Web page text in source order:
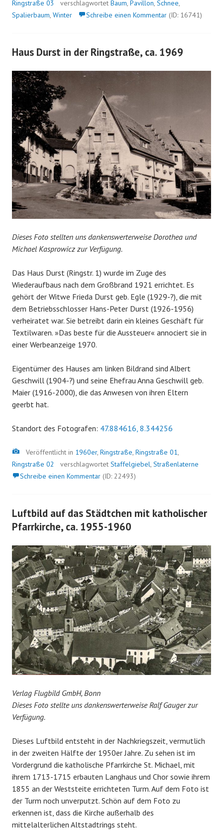
Ringstraße 03 verschlagwortet Baum, Pavillon, Schnee,
Spalierbaum, Winter Schreibe einen Kommentar (ID: 16741)
Haus Durst in der Ringstraße, ca. 1969
Dieses Foto stellten uns dankenswerterweise Dorothea und
Michael Kasprowicz zur Verfügung.
Das Haus Durst (Ringstr. 1) wurde im Zuge des
Wiederaufbaus nach dem Großbrand 1921 errichtet. Es
gehört der Witwe Frieda Durst geb. Egle (1929-?), die mit
dem Betriebsschlosser Hans-Peter Durst (1926-1956)
verheiratet war. Sie betreibt darin ein kleines Geschäft für
Textilwaren. »Das beste für die Aussteuer« annociert sie in
einer Werbeanzeige 1970.
Eigentümer des Hauses am linken Bildrand sind Albert
Geschwill (1904-?) und seine Ehefrau Anna Geschwill geb.
Maier (1916-2000), die das Anwesen von ihren Eltern
geerbt hat.
Standort des Fotografen: 47.884616, 8.344256
Bild
Veröffentlicht in 1960er, Ringstraße, Ringstraße 01,
Ringstraße 02
verschlagwortet Staffelgiebel, Straßenlaterne
Schreibe einen Kommentar (ID: 22493)
Luftbild auf das Städtchen mit katholischer
Pfarrkirche, ca. 1955-1960
Verlag Flugbild GmbH, Bonn
Dieses Foto stellte uns dankenswerterweise Ralf Gauger zur
Verfügung.
Dieses Luftbild entsteht in der Nachkriegszeit, vermutlich
in der zweiten Hälfte der 1950er Jahre. Zu sehen ist im
Vordergrund die katholische Pfarrkirche St. Michael, mit
ihrem 1713-1715 erbauten Langhaus und Chor sowie ihrem
1855 an der Weststeite errichteten Turm. Auf dem Foto ist
der Turm noch unverputzt. Schön auf dem Foto zu
erkennen ist, dass die Kirche außerhalb des
mittelalterlichen Altstadtrings steht.